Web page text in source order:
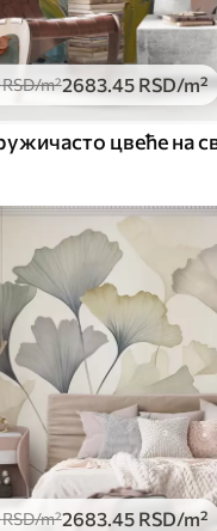
RSD/m²2683.45 RSD/m²
RSD/m²2683.45 RSD/m²